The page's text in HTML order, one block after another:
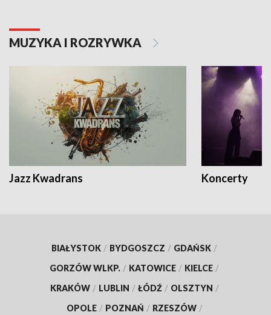
MUZYKA I ROZRYWKA
Jazz Kwadrans Koncerty
BIAŁYSTOK / BYDGOSZCZ / GDAŃSK /
GORZÓW WLKP. / KATOWICE / KIELCE /
KRAKÓW / LUBLIN / ŁÓDŹ / OLSZTYN /
OPOLE / POZNAŃ / RZESZÓW /